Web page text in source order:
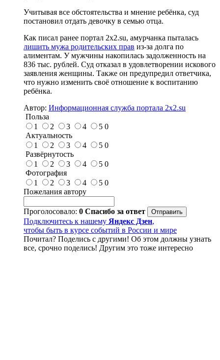
Учитывая все обстоятельства и мнение ребёнка, суд
постановил отдать девочку в семью отца.
Как писал ранее портал 2х2.su, амурчанка пыталась
лишить мужа родительских прав из-за долга по
алиментам. У мужчины накопилась задолженность на
836 тыс. рублей. Суд отказал в удовлетворении искового
заявления женщины. Также он предупредил ответчика,
что нужно изменить своё отношение к воспитанию
ребёнка.
Автор: Информационная служба портала 2x2.su
Польза
1
2 3 4 5 0
Актуальность
1
2 3 4 5 0
Развёрнутость
1
2 3 4 5 0
Фотография
1
2 3 4 5 0
Пожелания автору
Проголосовало: 0 Спасибо за ответ
Подключитесь к нашему Яндекс Дзен,
чтобы быть в курсе событий в России и мире
Почитал? Поделись с другими! Об этом должны узнать
все, срочно поделись! Другим это тоже интересно